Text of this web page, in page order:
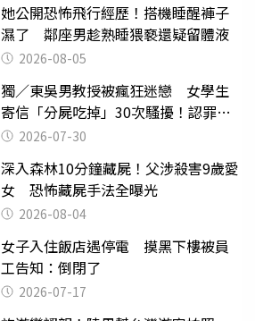
她公開恐怖飛行經歷！搭機睡醒褲子
濕了 鄰座男趁熟睡猥褻還疑留體液
2026-08-05
獨／東吳男教授被瘋狂迷戀 女學生
寄信「分屍吃掉」30次騷擾！認罪免
關 2026-07-30
深入森林10分鐘藏屍！父涉殺害9歲愛
女 恐怖藏屍手法全曝光
2026-08-04
女子入住飯店遇停電 摸黑下樓被員
工告知：倒閉了
2026-07-17